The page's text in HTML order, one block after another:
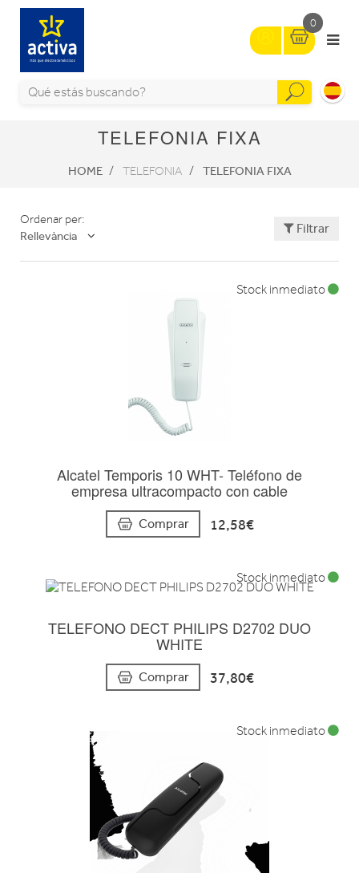
0
TELEFONIA FIXA
HOME TELEFONIA TELEFONIA FIXA
Ordenar per:
Rellevància
Filtrar
Alcatel Temporis 10 WHT- Teléfono de
empresa ultracompacto con cable
Comprar 12,58€
Stock inmediato
TELEFONO DECT PHILIPS D2702 DUO
WHITE
Comprar 37,80€
Stock inmediato
Stock inmediato